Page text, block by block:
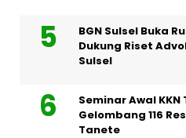
BGN Sulsel Buka
Dukung Riset
Sulsel
Seminar Awal
Gelombang 116
Tanete